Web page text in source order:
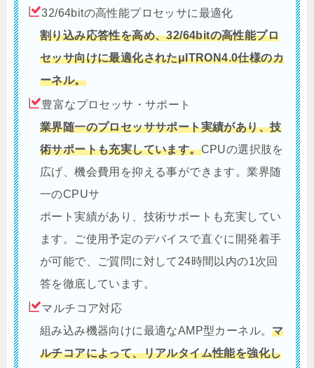
32/64bitの高性能プロセッサに最適化
割り込み応答性を高め、32/64bitの高性能プロ
セッサ向けに最適化されたμITRON4.0仕様のカ
ーネル。
豊富なプロセッサ・サポート
業界随一のプロセッササポート実績があり、技
術サポートも充実しています。CPUの選択肢を
広げ、機会費用を抑える事ができます。業界随
一のCPUサ
ポート実績があり、技術サポートも充実してい
ます。ご使用予定のデバイスで直ぐに開発着手
が可能で、ご質問に対して24時間以内の1次回
答を徹底しています。
マルチコア対応
組み込み機器向けに最適なAMP型カーネル。マ
ルチコアによって、リアルタイム性能を強化し